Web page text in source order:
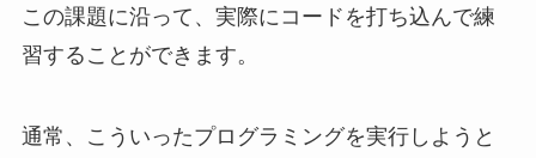
この課題に沿って、実際にコードを打ち込んで練
習することができます。
通常、こういったプログラミングを実行しようと